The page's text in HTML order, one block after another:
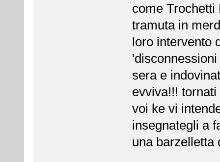
come Trochetti
tramuta in
loro intervento
sera e
evviva!!!
voi ke vi
insegnategli a
una barzelletta